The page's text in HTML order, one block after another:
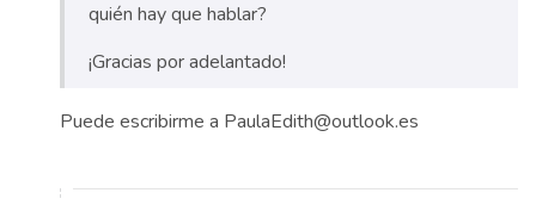
quién hay que hablar?
¡Gracias por adelantado!
Puede escribirme a PaulaEdith@outlook.es